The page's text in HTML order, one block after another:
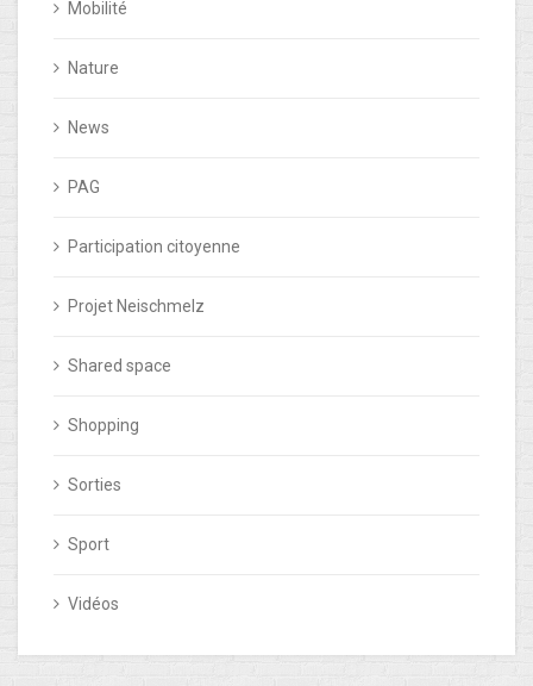
Mobilité
Nature
News
PAG
Participation citoyenne
Projet Neischmelz
Shared space
Shopping
Sorties
Sport
Vidéos